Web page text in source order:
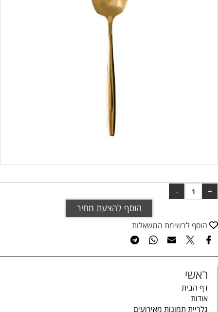
הוסף להצעת מחיר
הוסף לרשימת המשאלות
ראשי
דף הבית
אודות
גלריית תמונות מאירועים